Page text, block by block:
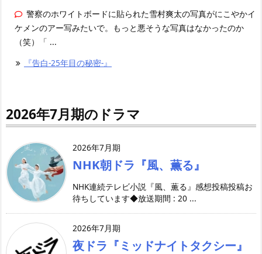
警察のホワイトボードに貼られた雪村爽太の写真がにこやかイ
ケメンのアー写みたいで。もっと悪そうな写真はなかったのか
（笑）「 ...
『告白-25年目の秘密-』
2026年7月期のドラマ
2026年7月期
NHK朝ドラ『風、薫る』
NHK連続テレビ小説『風、薫る』感想投稿投稿お
待ちしています◆放送期間 : 20 ...
2026年7月期
夜ドラ『ミッドナイトタクシー』